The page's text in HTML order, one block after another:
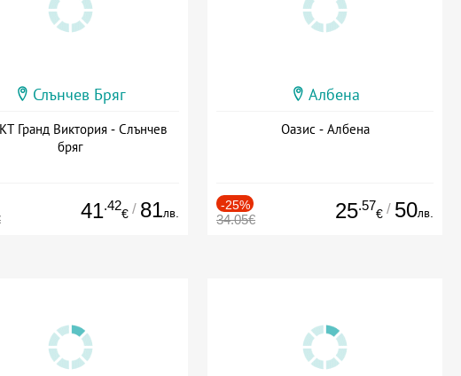
Слънчев Бряг
Гранд Виктория - Слънчев
бряг
41.42
€ / 81лв.
Албена
Оазис - Албена
-25%
34.05€ 25.57
€ / 50лв.